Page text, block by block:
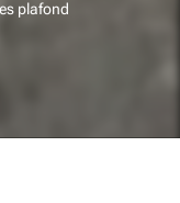
plafond